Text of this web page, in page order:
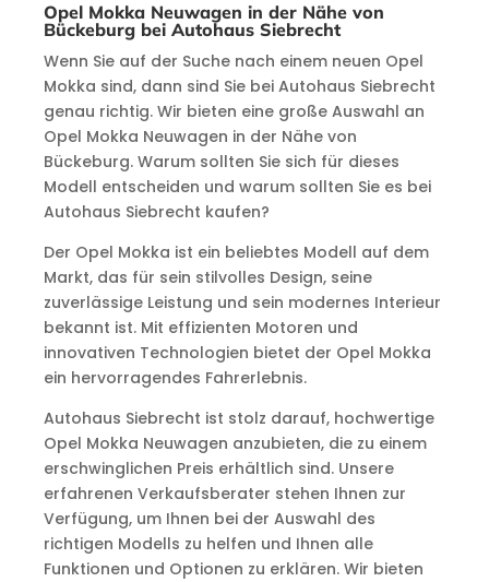
Opel Mokka Neuwagen in der Nähe von
Bückeburg bei Autohaus Siebrecht
Wenn Sie auf der Suche nach einem neuen Opel
Mokka sind, dann sind Sie bei Autohaus Siebrecht
genau richtig. Wir bieten eine große Auswahl an
Opel Mokka Neuwagen in der Nähe von
Bückeburg. Warum sollten Sie sich für dieses
Modell entscheiden und warum sollten Sie es bei
Autohaus Siebrecht kaufen?
Der Opel Mokka ist ein beliebtes Modell auf dem
Markt, das für sein stilvolles Design, seine
zuverlässige Leistung und sein modernes Interieur
bekannt ist. Mit effizienten Motoren und
innovativen Technologien bietet der Opel Mokka
ein hervorragendes Fahrerlebnis.
Autohaus Siebrecht ist stolz darauf, hochwertige
Opel Mokka Neuwagen anzubieten, die zu einem
erschwinglichen Preis erhältlich sind. Unsere
erfahrenen Verkaufsberater stehen Ihnen zur
Verfügung, um Ihnen bei der Auswahl des
richtigen Modells zu helfen und Ihnen alle
Funktionen und Optionen zu erklären. Wir bieten